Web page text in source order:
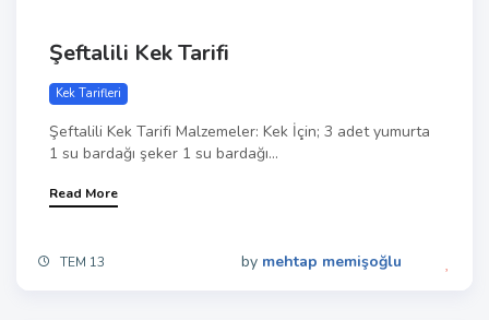
Şeftalili Kek Tarifi
Kek Tarifleri
Şeftalili Kek Tarifi Malzemeler: Kek İçin; 3 adet yumurta
1 su bardağı şeker 1 su bardağı...
Read More
TEM 13 by mehtap memişoğlu